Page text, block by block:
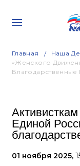
Главная Наша
«Женского
Благодарственные
Единой
01 ноября 2025,